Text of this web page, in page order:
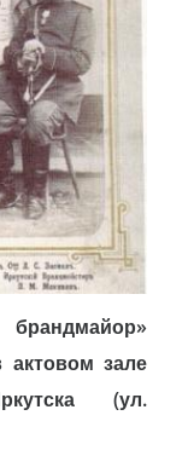
брандмайор»
актовом зале
(ул.